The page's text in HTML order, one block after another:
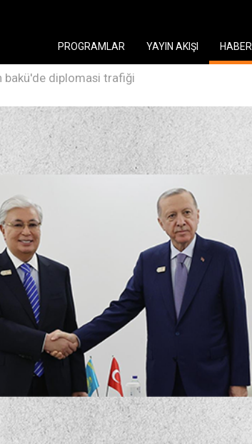
PROGRAMLAR YAYIN AKIŞI HABER
bakü'de diplomasi trafiği